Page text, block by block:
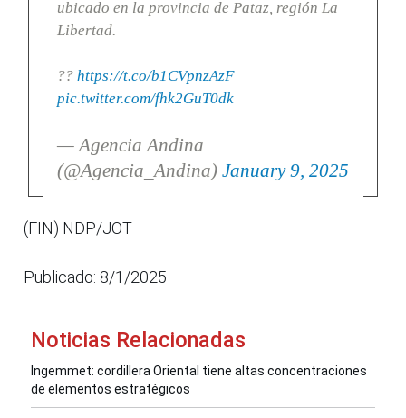
ubicado en la provincia de Pataz, región La
Libertad.
?? https://t.co/b1CVpnzAzF
pic.twitter.com/fhk2GuT0dk
— Agencia Andina
(@Agencia_Andina) January 9, 2025
(FIN) NDP/JOT
Publicado: 8/1/2025
Noticias Relacionadas
Ingemmet: cordillera Oriental tiene altas concentraciones
de elementos estratégicos